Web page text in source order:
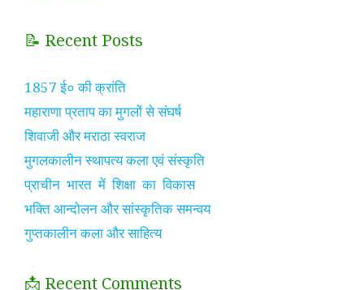
📝 Recent Posts
1857 ई० की क्रांति
महाराणा प्रताप का मुगलों से संघर्ष
शिवाजी और मराठा स्वराज
मुगलकालीन स्थापत्य कला एवं संस्कृति
प्राचीन भारत में शिक्षा का विकास
भक्ति आन्दोलन और सांस्कृतिक समन्वय
गुप्तकालीन कला और साहित्य
📩 Recent Comments